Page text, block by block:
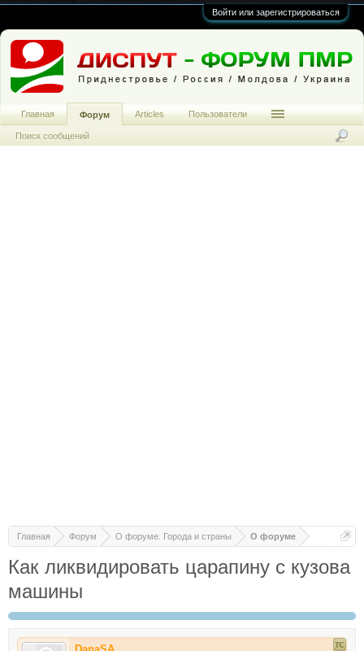
Войти или зарегистрироваться
Главная Форум О форуме. Города и страны О форуме
Как ликвидировать царапину с кузова
машины
Главная Форум
Поиск сообщений
Articles Пользователи